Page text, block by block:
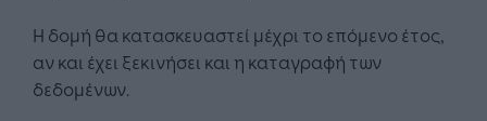
Η δομή θα κατασκευαστεί μέχρι το επόμενο έτος,
αν και έχει ξεκινήσει και η καταγραφή των
δεδομένων.